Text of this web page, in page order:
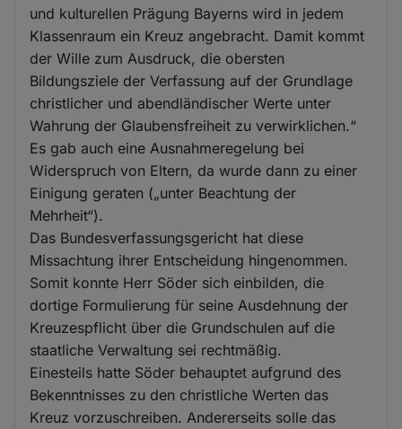
und kulturellen Prägung Bayerns wird in jedem
Klassenraum ein Kreuz angebracht. Damit kommt
der Wille zum Ausdruck, die obersten
Bildungsziele der Verfassung auf der Grundlage
christlicher und abendländischer Werte unter
Wahrung der Glaubensfreiheit zu verwirklichen.“
Es gab auch eine Ausnahmeregelung bei
Widerspruch von Eltern, da wurde dann zu einer
Einigung geraten („unter Beachtung der
Mehrheit“).
Das Bundesverfassungsgericht hat diese
Missachtung ihrer Entscheidung hingenommen.
Somit konnte Herr Söder sich einbilden, die
dortige Formulierung für seine Ausdehnung der
Kreuzespflicht über die Grundschulen auf die
staatliche Verwaltung sei rechtmäßig.
Einesteils hatte Söder behauptet aufgrund des
Bekenntnisses zu den christliche Werten das
Kreuz vorzuschreiben. Andererseits solle das